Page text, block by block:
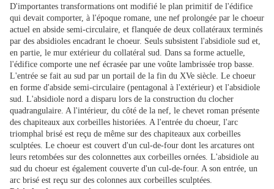
D'importantes transformations ont modifié le plan primitif de l'édifice
qui devait comporter, à l'époque romane, une nef prolongée par le choeur
actuel en abside semi-circulaire, et flanquée de deux collatéraux terminés
par des absidioles encadrant le choeur. Seuls subsistent l'absidiole sud et,
en partie, le mur extérieur du collatéral sud. Dans sa forme actuelle,
l'édifice comporte une nef écrasée par une voûte lambrissée trop basse.
L'entrée se fait au sud par un portail de la fin du XVe siècle. Le choeur
en forme d'abside semi-circulaire (pentagonal à l'extérieur) et l'absidiole
sud. L'absidiole nord a disparu lors de la construction du clocher
quadrangulaire. A l'intérieur, du côté de la nef, le chevet roman présente
des chapiteaux aux corbeilles historiées. A l'entrée du choeur, l'arc
triomphal brisé est reçu de même sur des chapiteaux aux corbeilles
sculptées. Le choeur est couvert d'un cul-de-four dont les arcatures ont
leurs retombées sur des colonnettes aux corbeilles ornées. L'absidiole au
sud du choeur est également couverte d'un cul-de-four. A son entrée, un
arc brisé est reçu sur des colonnes aux corbeilles sculptées.